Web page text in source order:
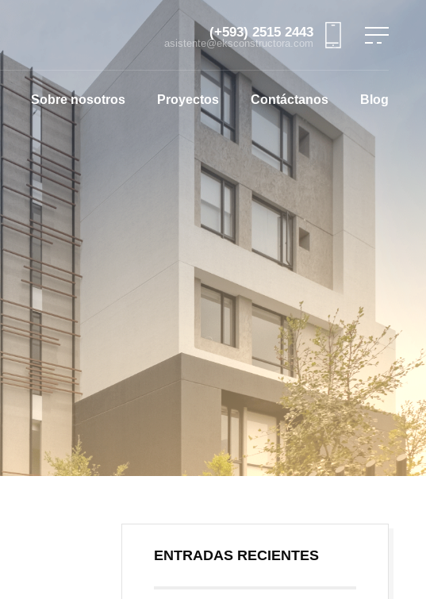
(+593) 2515 2443
asistente@eksconstructora.com
Sobre nosotros Proyectos Contáctanos Blog
ENTRADAS RECIENTES